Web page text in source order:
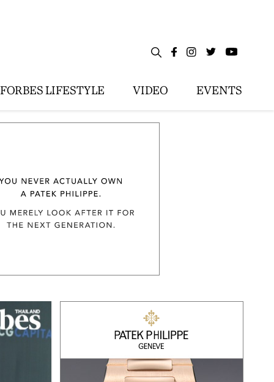
FORBES LIFESTYLE VIDEO EVENTS